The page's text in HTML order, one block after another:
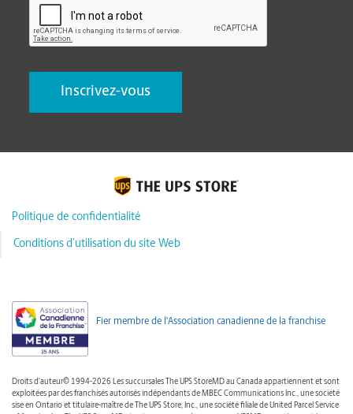
Politique de confidentialité
Conditions d’utilisation du site Web
Fier membre de l'Association canadienne de la franchise
Droits d'auteur© 1994-2026 Les succursales The UPS StoreMD au Canada appartiennent et sont
exploitées par des franchisés autorisés indépendants de MBEC Communications Inc., une société
sise en Ontario et titulaire-maître de The UPS Store, Inc., une société filiale de United Parcel Service